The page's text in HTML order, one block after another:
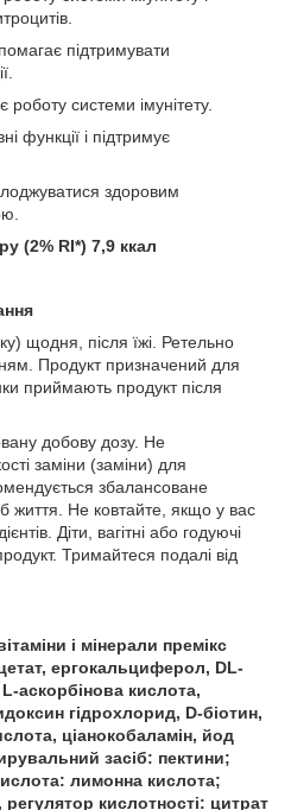
підтримувати
роботу системи імунітету.
функції і підтримує
здоровим
(2% RI*) 7,9 ккал
щодня, після їжі. Ретельно
Продукт призначений для
приймають продукт після
добову дозу. Не
заміни (заміни) для
збалансоване
життя. Не ковтайте, якщо у вас
Діти, вагітні або годуючі
Тримайтеся подалі від
і мінерали премікс
ергокальциферол, DL-
аскорбінова кислота,
гідрохлорид, D-біотин,
ціанокобаламін, йод
засіб: пектини;
лимонна кислота;
кислотності: цитрат